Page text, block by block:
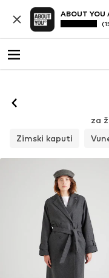
ABOUT YOU
za
Zimski kaputi